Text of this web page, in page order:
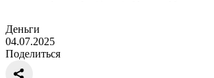
Деньги
04.07.2025
Поделиться